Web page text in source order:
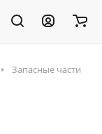
Запасные части